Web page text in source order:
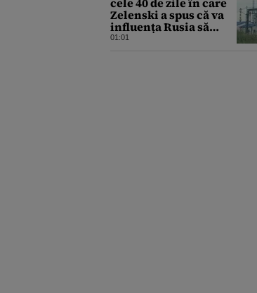
Zelenski a spus că va
influența Rusia să
ceară pace. Ce
01:01